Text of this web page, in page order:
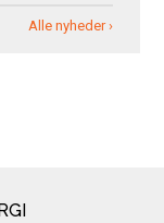
Alle nyheder ›